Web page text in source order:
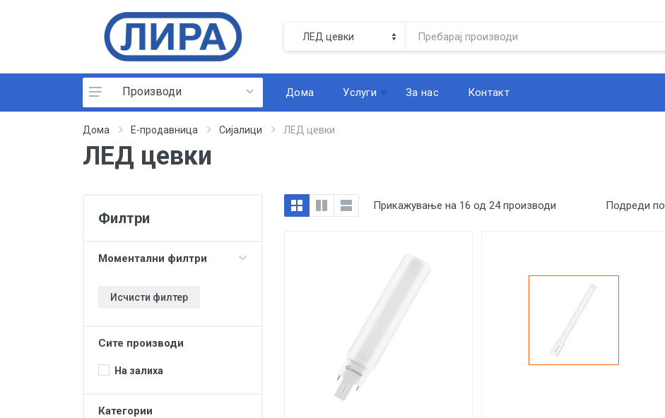
Паметен дом
Инсталација
Индустриски приклучници
Модуларна галантерија GEWISS
Модуларна галантерија GEWISS
CHORUS
Сијалици
Производи Дома Услуги За нас Контакт
Дома Е-продавница Сијалици ЛЕД цевки
ЛЕД цевки
Филтри
Моментални филтри
Исчисти филтер
Сите производи
На залиха
Категории
Прикажување на 16 од 24 производи Подреди по